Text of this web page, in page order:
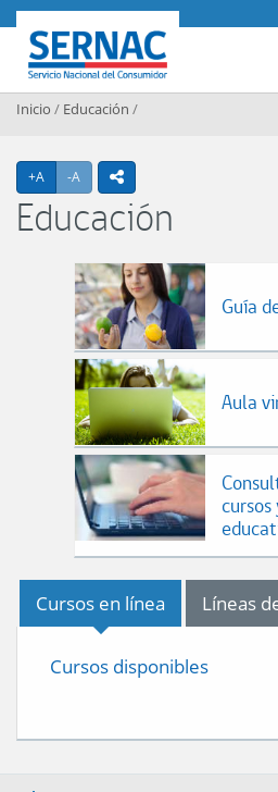
Contenido principal
SERNAC
Inicio / Educación /
+A Agrandar texto
-A Achicar textoicono
Educación
Guía
Aula
Cursos en línea Líneas
Cursos disponibles